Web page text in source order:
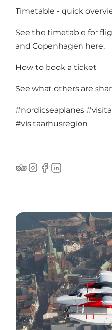
Timetable - quick
See the timetable for
and Copenhagen here.
How to book a ticket
See what others are
#nordicseaplanes
#visitaarhusregion
TripAdvisor
Instagram
Facebook
LinkedIn